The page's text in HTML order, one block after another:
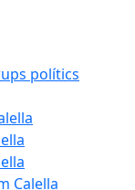
polítics
Calella